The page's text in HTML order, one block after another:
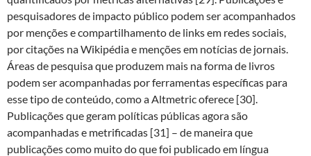
pesquisadores de impacto público podem ser acompanhados
por menções e compartilhamento de links em redes sociais,
por citações na Wikipédia e menções em notícias de jornais.
Áreas de pesquisa que produzem mais na forma de livros
podem ser acompanhadas por ferramentas específicas para
esse tipo de conteúdo, como a Altmetric oferece [30].
Publicações que geram políticas públicas agora são
acompanhadas e metrificadas [31] – de maneira que
publicações como muito do que foi publicado em língua